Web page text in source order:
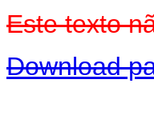
Este texto
Download